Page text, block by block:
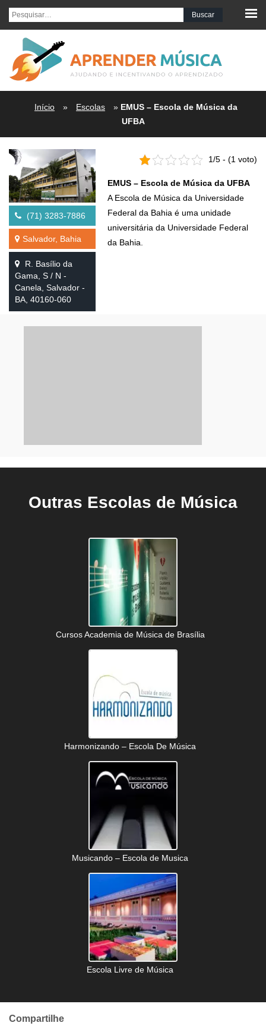
Pesquisar por:
Início » Escolas » EMUS – Escola de Música da
UFBA
(71) 3283-7886
Salvador, Bahia
R. Basílio da
Gama, S / N -
Canela, Salvador -
BA, 40160-060
1/5 - (1 voto)
EMUS – Escola de Música da UFBA
A Escola de Música da Universidade
Federal da Bahia é uma unidade
universitária da Universidade Federal
da Bahia.
Outras Escolas de Música
Cursos Academia de Música de Brasília
Harmonizando – Escola De Música
Musicando – Escola de Musica
Escola Livre de Música
Compartilhe